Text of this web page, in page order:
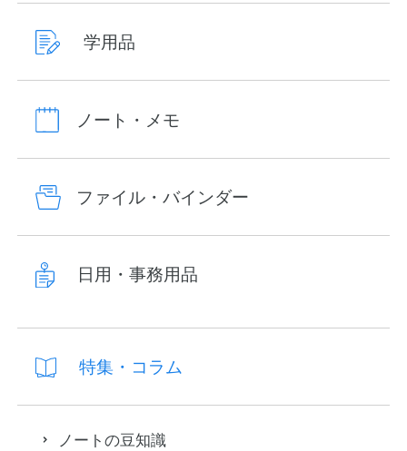
学用品
ノート・メモ
ファイル・バインダー
日用・事務用品
特集・コラム
ノートの豆知識